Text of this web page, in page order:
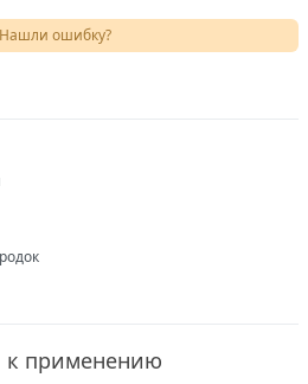
Нашли ошибку?
применению